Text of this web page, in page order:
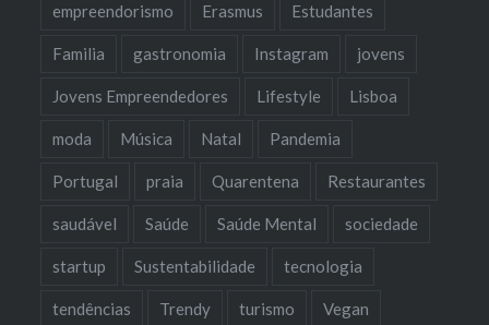
empreendorismo Erasmus Estudantes
Familia gastronomia Instagram jovens
Jovens Empreendedores Lifestyle Lisboa
moda Música Natal Pandemia
Portugal praia Quarentena Restaurantes
saudável Saúde Saúde Mental sociedade
startup Sustentabilidade tecnologia
tendências Trendy turismo Vegan